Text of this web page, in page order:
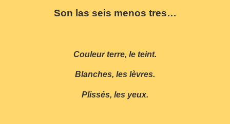
Son las seis menos tres…
Couleur terre, le teint.
Blanches, les lèvres.
Plissés, les yeux.